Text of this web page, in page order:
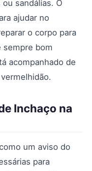
sandálias. O
ajudar no
o corpo para
sempre bom
acompanhado de
Inchaço na
um aviso do
para